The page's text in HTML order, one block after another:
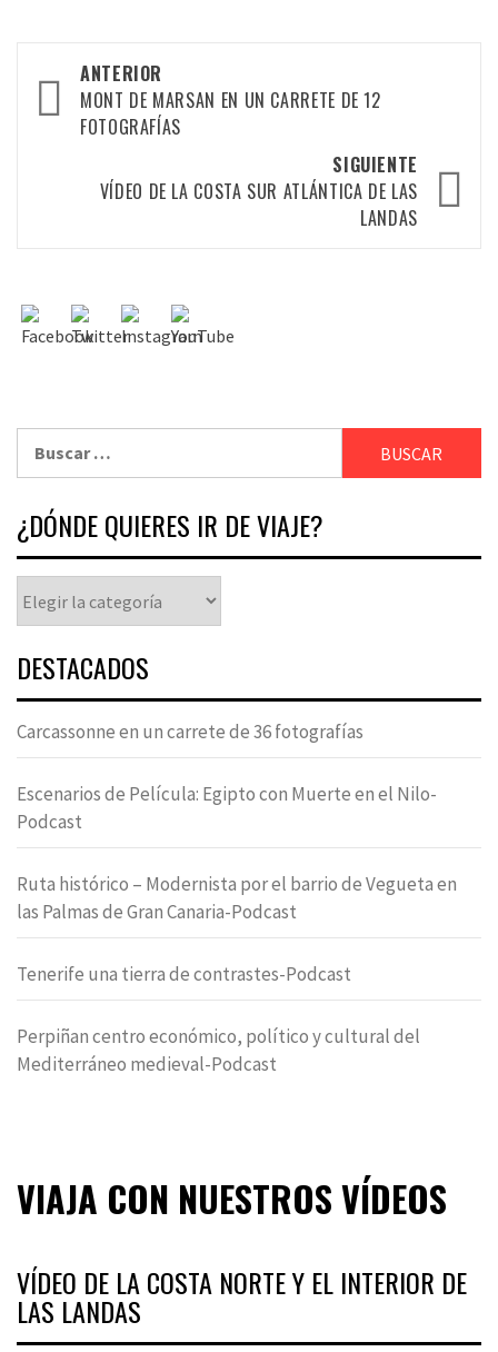
ANTERIOR
MONT DE MARSAN EN UN CARRETE DE 12
FOTOGRAFÍAS
SIGUIENTE
VÍDEO DE LA COSTA SUR ATLÁNTICA DE LAS
LANDAS
¿DÓNDE QUIERES IR DE VIAJE?
DESTACADOS
Carcassonne en un carrete de 36 fotografías
Escenarios de Película: Egipto con Muerte en el Nilo-
Podcast
Ruta histórico – Modernista por el barrio de Vegueta en
las Palmas de Gran Canaria-Podcast
Tenerife una tierra de contrastes-Podcast
Perpiñan centro económico, político y cultural del
Mediterráneo medieval-Podcast
VIAJA CON NUESTROS VÍDEOS
VÍDEO DE LA COSTA NORTE Y EL INTERIOR DE
LAS LANDAS